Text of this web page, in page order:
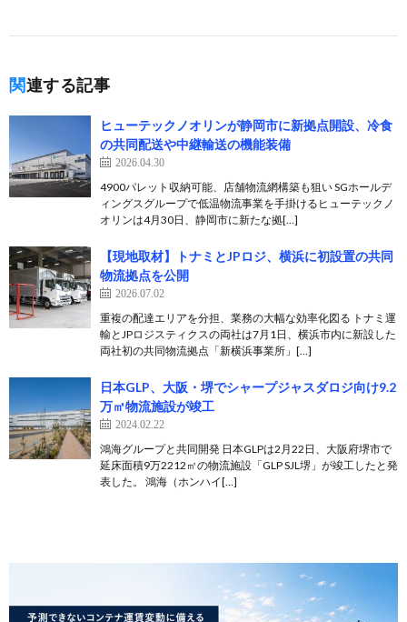
関連する記事
ヒューテックノオリンが静岡市に新拠点開設、冷食
の共同配送や中継輸送の機能装備
2026.04.30
4900パレット収納可能、店舗物流網構築も狙い SGホールデ
ィングスグループで低温物流事業を手掛けるヒューテックノ
オリンは4月30日、静岡市に新たな拠[…]
【現地取材】トナミとJPロジ、横浜に初設置の共同
物流拠点を公開
2026.07.02
重複の配達エリアを分担、業務の大幅な効率化図る トナミ運
輸とJPロジスティクスの両社は7月1日、横浜市内に新設した
両社初の共同物流拠点「新横浜事業所」[…]
日本GLP、大阪・堺でシャープジャスダロジ向け9.2
万㎡物流施設が竣工
2024.02.22
鴻海グループと共同開発 日本GLPは2月22日、大阪府堺市で
延床面積9万2212㎡の物流施設「GLP SJL堺」が竣工したと発
表した。 鴻海（ホンハイ[…]